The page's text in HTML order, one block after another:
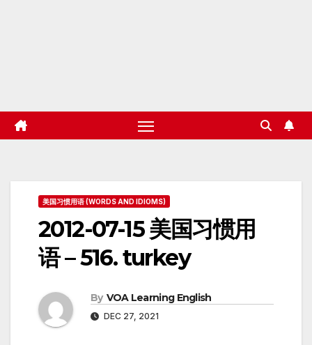
美国习惯用语 (WORDS AND IDIOMS)
2012-07-15 美国习惯用
语 – 516. turkey
By VOA Learning English
DEC 27, 2021